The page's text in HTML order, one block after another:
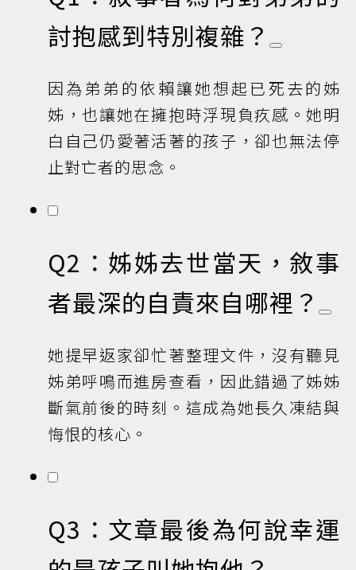
討抱感到特別複雜？
因為弟弟的依賴讓她想起已死去的姊
姊，也讓她在擁抱時浮現負疚感。她明
白自己仍愛著活著的孩子，卻也無法停
止對亡者的思念。
Q2：姊姊去世當天，敘事
者最深的自責來自哪裡？
她提早返家卻忙著整理文件，沒有聽見
姊弟呼鳴而進房查看，因此錯過了姊姊
斷氣前後的時刻。這成為她長久凍結與
悔恨的核心。
Q3：文章最後為何說幸運